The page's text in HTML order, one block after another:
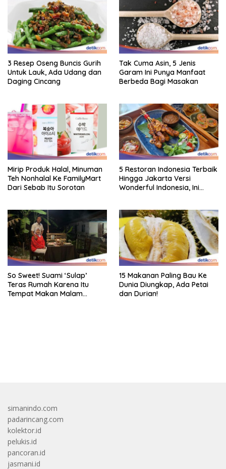
3 Resep Oseng Buncis Gurih
Untuk Lauk, Ada Udang dan
Daging Cincang
Tak Cuma Asin, 5 Jenis
Garam Ini Punya Manfaat
Berbeda Bagi Masakan
Mirip Produk Halal, Minuman
Teh Nonhalal Ke FamilyMart
Dari Sebab Itu Sorotan
5 Restoran Indonesia Terbaik
Hingga Jakarta Versi
Wonderful Indonesia, Ini
So Sweet! Suami ‘Sulap’
Teras Rumah Karena Itu
Tempat Makan Malam
15 Makanan Paling Bau Ke
Dunia Diungkap, Ada Petai
dan Durian!
simanindo.com
padarincang.com
kolektor.id
pelukis.id
pancoran.id
jasmani.id